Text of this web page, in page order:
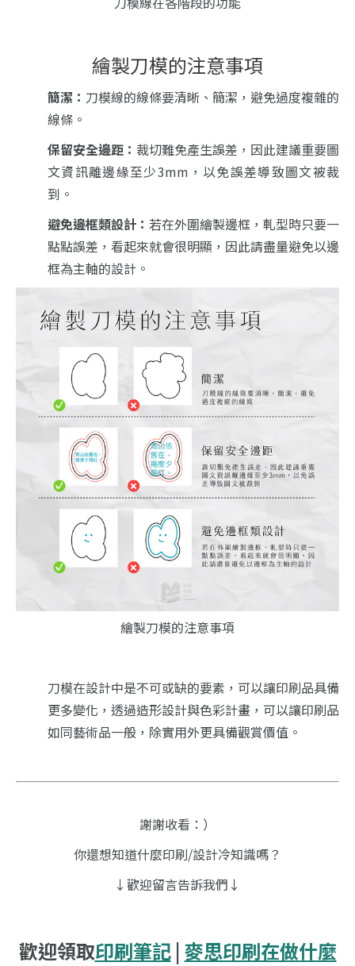
繪製刀模的注意事項
簡潔： 刀模線的線條要清晰、簡潔，避免過度複雜的
線條。
保留安全邊距： 裁切難免產生誤差，因此建議重要圖
文資訊離邊緣至少3mm，以免誤差導致圖文被裁
到。
避免邊框類設計： 若在外圍繪製邊框，軋型時只要一
點點誤差，看起來就會很明顯，因此請盡量避免以邊
框為主軸的設計。
繪製刀模的注意事項
刀模在設計中是不可或缺的要素，可以讓印刷品具備
更多變化， 透過造形設計與色彩計畫，可以讓印刷品
如同藝術品一般，除實用外更具備觀賞價值。
謝謝收看：）
你還想知道什麼印刷/設計冷知識嗎？
↓歡迎留言告訴我們↓
歡迎領取印刷筆記| 麥思印刷在做什麼